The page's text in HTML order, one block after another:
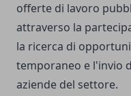
offerte di lavoro
attraverso la
la ricerca di
temporaneo e l'invio
aziende del settore.